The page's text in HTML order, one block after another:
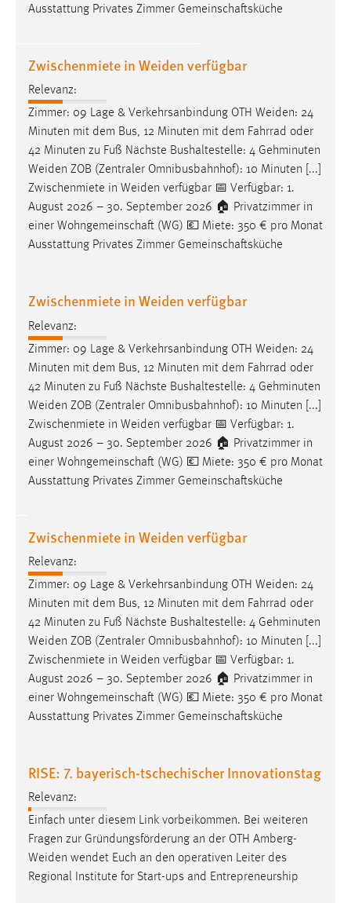
Ausstattung Privates Zimmer Gemeinschaftsküche
Zwischenmiete in Weiden verfügbar
Relevanz:
Zimmer: 09 Lage & Verkehrsanbindung OTH Weiden: 24
Minuten mit dem Bus, 12 Minuten mit dem Fahrrad oder
42 Minuten zu Fuß Nächste Bushaltestelle: 4 Gehminuten
Weiden ZOB (Zentraler Omnibusbahnhof): 10 Minuten [...]
Zwischenmiete in Weiden verfügbar 📅 Verfügbar: 1.
August 2026 – 30. September 2026 🏠 Privatzimmer in
einer Wohngemeinschaft (WG) 💶 Miete: 350 € pro Monat
Ausstattung Privates Zimmer Gemeinschaftsküche
Zwischenmiete in Weiden verfügbar
Relevanz:
Zimmer: 09 Lage & Verkehrsanbindung OTH Weiden: 24
Minuten mit dem Bus, 12 Minuten mit dem Fahrrad oder
42 Minuten zu Fuß Nächste Bushaltestelle: 4 Gehminuten
Weiden ZOB (Zentraler Omnibusbahnhof): 10 Minuten [...]
Zwischenmiete in Weiden verfügbar 📅 Verfügbar: 1.
August 2026 – 30. September 2026 🏠 Privatzimmer in
einer Wohngemeinschaft (WG) 💶 Miete: 350 € pro Monat
Ausstattung Privates Zimmer Gemeinschaftsküche
Zwischenmiete in Weiden verfügbar
Relevanz:
Zimmer: 09 Lage & Verkehrsanbindung OTH Weiden: 24
Minuten mit dem Bus, 12 Minuten mit dem Fahrrad oder
42 Minuten zu Fuß Nächste Bushaltestelle: 4 Gehminuten
Weiden ZOB (Zentraler Omnibusbahnhof): 10 Minuten [...]
Zwischenmiete in Weiden verfügbar 📅 Verfügbar: 1.
August 2026 – 30. September 2026 🏠 Privatzimmer in
einer Wohngemeinschaft (WG) 💶 Miete: 350 € pro Monat
Ausstattung Privates Zimmer Gemeinschaftsküche
RISE: 7. bayerisch-tschechischer Innovationstag
Relevanz:
Einfach unter diesem Link vorbeikommen. Bei weiteren
Fragen zur Gründungsförderung an der OTH Amberg-
Weiden wendet Euch an den operativen Leiter des
Regional Institute for Start-ups and Entrepreneurship